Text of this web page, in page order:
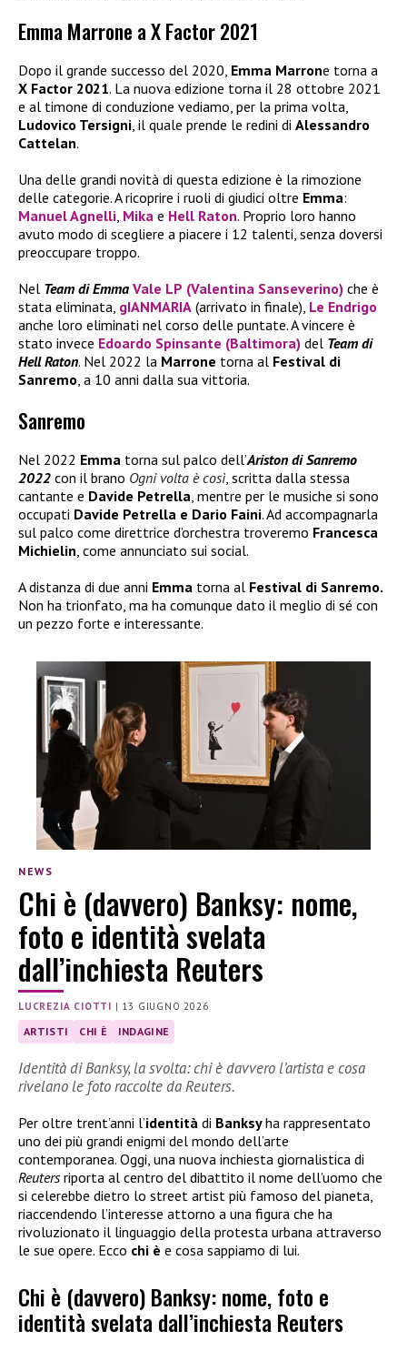
Emma Marrone a X Factor 2021
Dopo il grande successo del 2020, Emma Marrone torna a
X Factor 2021. La nuova edizione torna il 28 ottobre 2021
e al timone di conduzione vediamo, per la prima volta,
Ludovico Tersigni , il quale prende le redini di Alessandro
Cattelan.
Una delle grandi novità di questa edizione è la rimozione
delle categorie. A ricoprire i ruoli di giudici oltre Emma:
Manuel Agnelli Mika e Hell Raton. Proprio loro hanno
avuto modo di scegliere a piacere i 12 talenti, senza doversi
preoccupare troppo.
Nel Team di Emma Vale LP (Valentina Sanseverino) che è
stata eliminata, gIANMARIA (arrivato in finale), Le Endrigo
anche loro eliminati nel corso delle puntate. A vincere è
stato invece Edoardo Spinsante (Baltimora) del Team di
Hell Raton. Nel 2022 la Marrone torna al Festival di
Sanremo , a 10 anni dalla sua vittoria.
Sanremo
Nel 2022 Emma torna sul palco dell’Ariston di Sanremo
2022 con il brano Ogni volta è così, scritta dalla stessa
cantante e Davide Petrella, mentre per le musiche si sono
occupati Davide Petrella e Dario Faini. Ad accompagnarla
sul palco come direttrice d’orchestra troveremo Francesca
Michielin, come annunciato sui social.
A distanza di due anni Emma torna al Festival di Sanremo.
Non ha trionfato, ma ha comunque dato il meglio di sé con
un pezzo forte e interessante.
NEWS
Chi è (davvero) Banksy: nome,
foto e identità svelata
dall’inchiesta Reuters
LUCREZIA CIOTTI | 13 GIUGNO 2026
ARTISTI CHI È INDAGINE
Identità di Banksy, la svolta: chi è davvero l’artista e cosa
rivelano le foto raccolte da Reuters.
Per oltre trent’anni l’identità di Banksyha rappresentato
uno dei più grandi enigmi del mondo dell’arte
contemporanea. Oggi, una nuova inchiesta giornalistica di
Reutersriporta al centro del dibattito il nome dell’uomo che
si celerebbe dietro lo street artist più famoso del pianeta,
riaccendendo l’interesse attorno a una figura che ha
rivoluzionato il linguaggio della protesta urbana attraverso
le sue opere. Ecco chi è e cosa sappiamo di lui.
Chi è (davvero) Banksy: nome, foto e
identità svelata dall’inchiesta Reuters